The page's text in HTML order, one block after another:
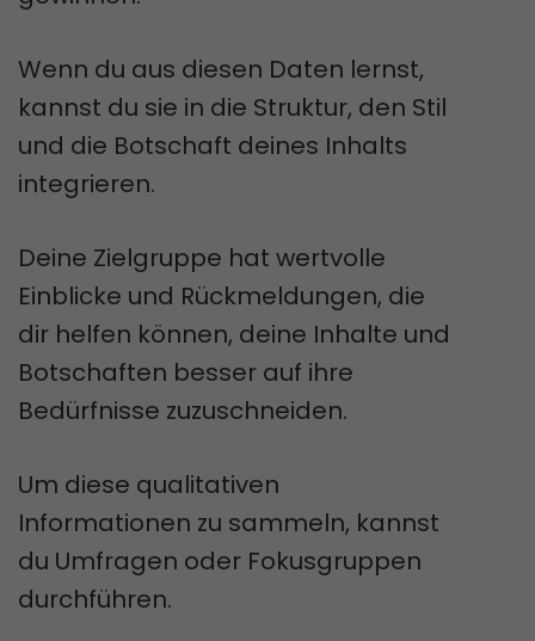
Wenn du aus diesen Daten lernst,
kannst du sie in die Struktur, den Stil
und die Botschaft deines Inhalts
integrieren.
Deine Zielgruppe hat wertvolle
Einblicke und Rückmeldungen, die
dir helfen können, deine Inhalte und
Botschaften besser auf ihre
Bedürfnisse zuzuschneiden.
Um diese qualitativen
Informationen zu sammeln, kannst
du Umfragen oder Fokusgruppen
durchführen.